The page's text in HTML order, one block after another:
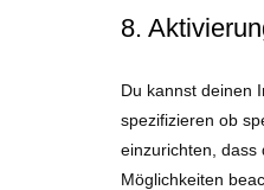
8.
Du kannst deinen
spezifizieren ob
einzurichten, dass
Möglichkeiten